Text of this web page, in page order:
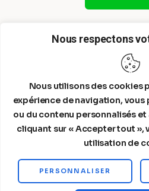
Nous respectons
Nous utilisons des cookies
expérience de navigation,
ou du contenu personnalisés
cliquant sur « Accepter tout »,
utilisation de
PERSONNALISER